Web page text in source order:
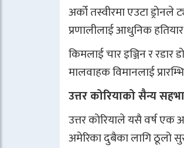
अर्को तस्वीरमा एउटा
प्रणालीलाई आधुनिक
किमलाई चार इञ्जिन र
मालवाहक विमानलाई
उत्तर कोरियाको सैन्य
उत्तर कोरियाले यसै वर्ष एक
अमेरिका दुबैका लागि ठूलो